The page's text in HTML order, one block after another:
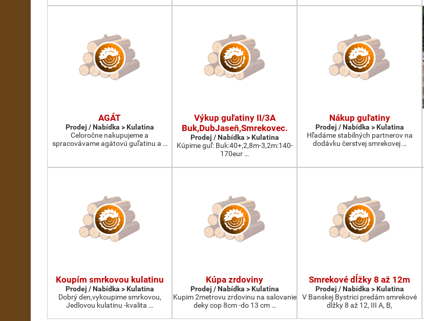
AGÁT
Prodej / Nabídka > Kulatina
Celoročne nakupujeme a
spracovávame agátovú guľatinu a …
Výkup guľatiny II/3A
Buk,DubJaseň,Smrekovec.
Prodej / Nabídka > Kulatina
Kúpime guľ: Buk:40+,2,8m-3,2m:140-
170eur …
Nákup guľatiny
Prodej / Nabídka > Kulatina
Hľadáme stabilných partnerov na
dodávku čerstvej smrekovej …
Koupím smrkovou kulatinu
Prodej / Nabídka > Kulatina
Dobrý den,vykoupime smrkovou,
Jedlovou kulatinu -kvalita …
Kúpa zrdoviny
Prodej / Nabídka > Kulatina
Kupim 2metrovu zrdovinu na salovanie
deky cop 8cm -do 13 cm …
Smrekové dĺžky 8 až 12m
Prodej / Nabídka > Kulatina
V Banskej Bystrici predám smrekové
dĺžky 8 až 12, III A, B,